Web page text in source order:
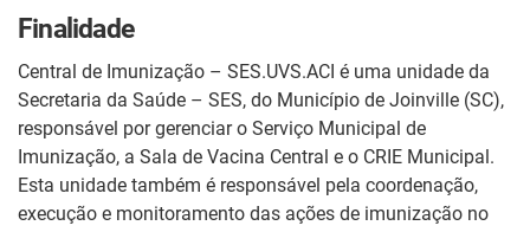
Finalidade
Central de Imunização – SES.UVS.ACI é uma unidade da
Secretaria da Saúde – SES, do Município de Joinville (SC),
responsável por gerenciar o Serviço Municipal de
Imunização, a Sala de Vacina Central e o CRIE Municipal.
Esta unidade também é responsável pela coordenação,
execução e monitoramento das ações de imunização no